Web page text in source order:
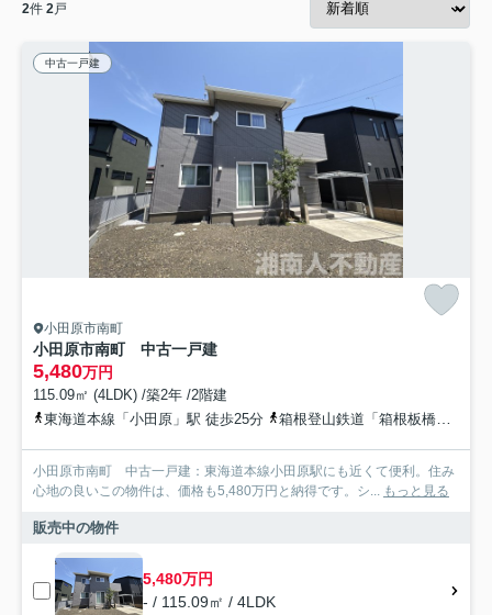
2件 2戸
中古一戸建
小田原市南町
小田原市南町 中古一戸建
5,480万円
115.09㎡ (4LDK) /築2年 /2階建
東海道本線「小田原」駅 徒歩25分
箱根登山鉄道「箱根板橋」駅 徒歩13分
小田原市南町 中古一戸建：東海道本線小田原駅にも近くて便利。住み
心地の良いこの物件は、価格も5,480万円と納得です。シ... もっと見る
販売中の物件
5,480万円
- / 115.09㎡ / 4LDK